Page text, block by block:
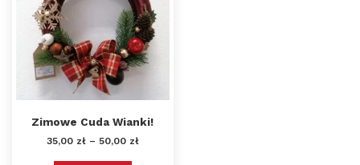
Zimowe Cuda Wianki!
35,00 zł – 50,00 zł